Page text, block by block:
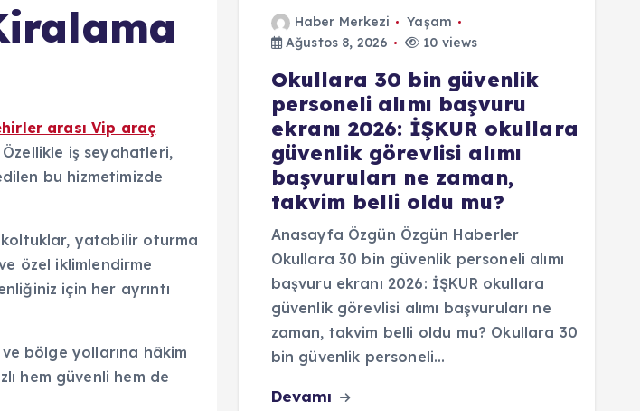
arası Vip araç
iş seyahatleri,
bu hizmetimizde
koltuklar, yatabilir oturma
özel iklimlendirme
için her ayrıntı
bölge yollarına hâkim
hem güvenli hem de
Haber Merkezi
Yaşam
Ağustos 8, 2026
10 views
Okullara 30 bin güvenlik
personeli alımı başvuru
ekranı 2026: İŞKUR okullara
güvenlik görevlisi alımı
başvuruları ne zaman,
takvim belli oldu mu?
Anasayfa Özgün Özgün Haberler
Okullara 30 bin güvenlik personeli alımı
başvuru ekranı 2026: İŞKUR okullara
güvenlik görevlisi alımı başvuruları ne
zaman, takvim belli oldu mu? Okullara 30
bin güvenlik personeli…
Devamı